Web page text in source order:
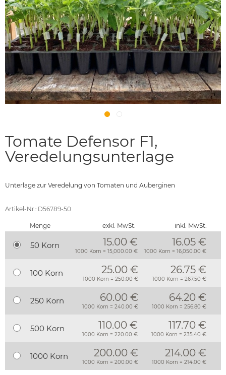
Tomate Defensor F1,
Veredelungsunterlage
Unterlage zur Veredelung von Tomaten und Auberginen
Artikel-Nr.: D56789-50
Menge exkl. MwSt. inkl. MwSt.
50 Korn 15.00 €
1000 Korn = 15,000.00 €
16.05 €
1000 Korn = 16,050.00 €
100 Korn 25.00 €
1000 Korn = 250.00 €
26.75 €
1000 Korn = 267.50 €
250 Korn 60.00 €
1000 Korn = 240.00 €
64.20 €
1000 Korn = 256.80 €
500 Korn 110.00 €
1000 Korn = 220.00 €
117.70 €
1000 Korn = 235.40 €
1000 Korn 200.00 €
1000 Korn = 200.00 €
214.00 €
1000 Korn = 214.00 €